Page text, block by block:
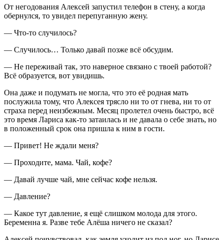
От негодования Алексей запустил телефон в стену, а когда
обернулся, то увидел перепуганную жену.
— Что-то случилось?
— Случилось… Только давай позже всё обсудим.
— Не переживай так, это наверное связано с твоей работой?
Всё образуется, вот увидишь.
Она даже и подумать не могла, что это её родная мать
послужила тому, что Алексея трясло ни то от гнева, ни то от
страха перед неизбежным. Месяц пролетел очень быстро, всё
это время Лариса как-то затаилась и не давала о себе знать, но
в положенный срок она пришла к ним в гости.
— Привет! Не ждали меня?
— Проходите, мама. Чай, кофе?
— Давай лучше чай, мне сейчас кофе нельзя.
— Давление?
— Какое тут давление, я ещё слишком молода для этого.
Беременна я. Разве тебе Алёша ничего не сказал?